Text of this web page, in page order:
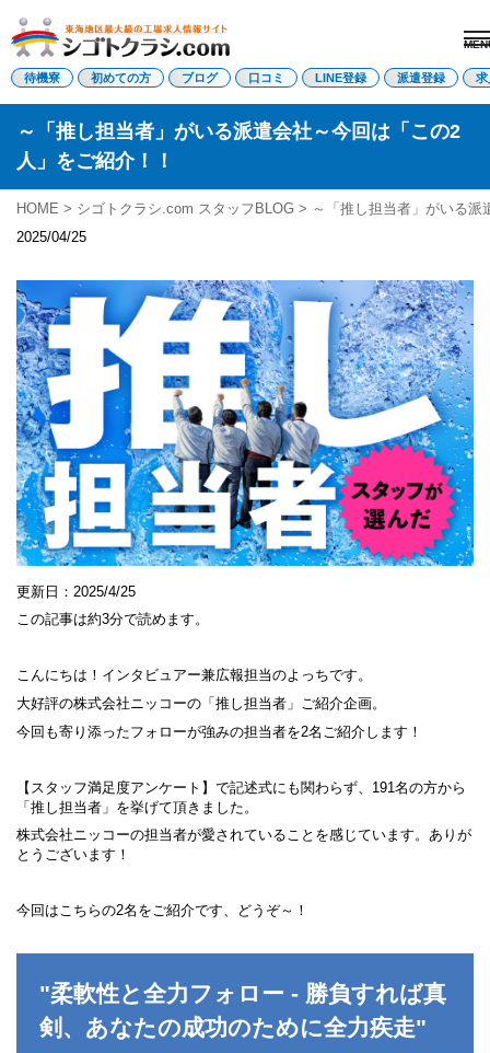
電話受付はこちら
派遣登録
初めての方へ
求人を探す
全ての求人
東海エリア
愛知県
三重県
岐阜県
静岡県
関西エリア
滋賀県
京都府
大阪府
兵庫県
奈良県
関東エリア
茨城県
群馬県
千葉県
東京都
東北エリア
青森県
秋田県
宮城県
福島県
北海道
新潟県
富山県
石川県
待機寮 初めての方 ブログ 口コミ LINE登録 派遣登録 求
～「推し担当者」がいる派遣会社～今回は「この2
人」をご紹介！！
HOME > シゴトクラシ.com スタッフBLOG > ～「推し担当者」がいる派
2025/04/25
更新日：2025/4/25
この記事は約3分で読めます。
こんにちは！インタビュアー兼広報担当のよっちです。
大好評の株式会社ニッコーの「推し担当者」ご紹介企画。
今回も寄り添ったフォローが強みの担当者を2名ご紹介します！
【スタッフ満足度アンケート】で記述式にも関わらず、191名の方から
「推し担当者」を挙げて頂きました。
株式会社ニッコーの担当者が愛されていることを感じています。ありが
とうございます！
今回はこちらの2名をご紹介です、どうぞ～！
"柔軟性と全力フォロー - 勝負すれば真
剣、あなたの成功のために全力疾走"